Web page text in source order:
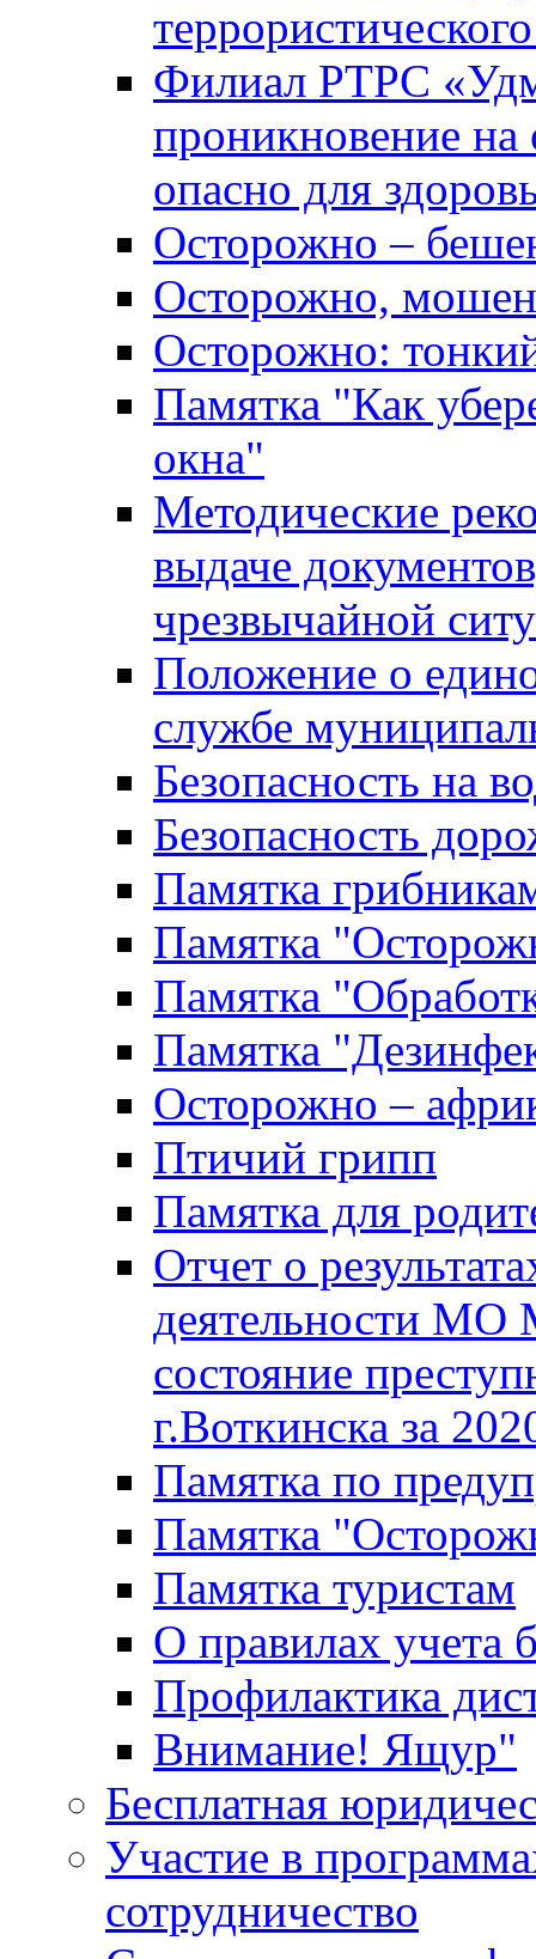
Филиал РТРС
проникновение на
опасно для
Осторожно –
Осторожно,
Осторожно:
Памятка "Как
окна"
Методические
выдаче
чрезвычайной
Положение о
службе
Безопасность на
Безопасность
Памятка
Памятка
Памятка
Памятка
Осторожно –
Птичий грипп
Памятка для
Отчет о
деятельности МО
состояние
г.Воткинска за
Памятка по
Памятка
Памятка туристам
О правилах учета
Профилактика
Внимание! Ящур"
Бесплатная
Участие в
сотрудничество